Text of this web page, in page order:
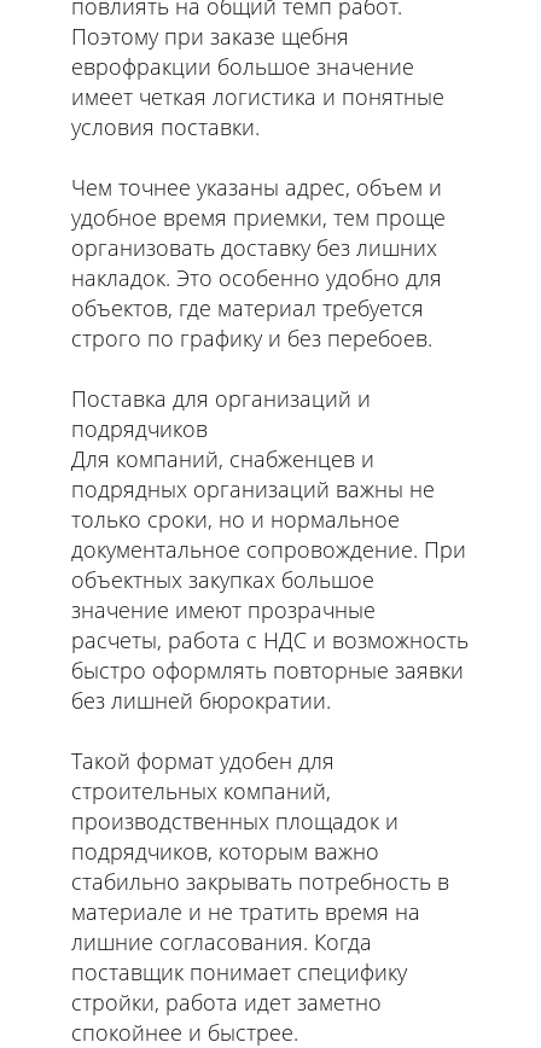
Поэтому при заказе щебня
еврофракции большое значение
имеет четкая логистика и понятные
условия поставки.
Чем точнее указаны адрес, объем и
удобное время приемки, тем проще
организовать доставку без лишних
накладок. Это особенно удобно для
объектов, где материал требуется
строго по графику и без перебоев.
Поставка для организаций и
подрядчиков
Для компаний, снабженцев и
подрядных организаций важны не
только сроки, но и нормальное
документальное сопровождение. При
объектных закупках большое
значение имеют прозрачные
расчеты, работа с НДС и возможность
быстро оформлять повторные заявки
без лишней бюрократии.
Такой формат удобен для
строительных компаний,
производственных площадок и
подрядчиков, которым важно
стабильно закрывать потребность в
материале и не тратить время на
лишние согласования. Когда
поставщик понимает специфику
стройки, работа идет заметно
спокойнее и быстрее.